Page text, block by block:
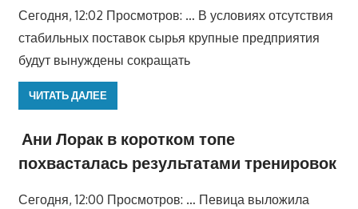
Сегодня, 12:02 Просмотров: … В условиях отсутствия
стабильных поставок сырья крупные предприятия
будут вынуждены сокращать
ЧИТАТЬ ДАЛЕЕ
Ани Лорак в коротком топе
похвасталась результатами тренировок
Сегодня, 12:00 Просмотров: … Певица выложила